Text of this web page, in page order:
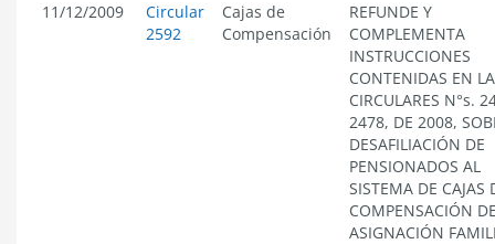
11/12/2009
Circular
2592
Cajas de
Compensación
REFUNDE Y
COMPLEMENTA
INSTRUCCIONES
CONTENIDAS EN
CIRCULARES N°s.
2478, DE 2008,
DESAFILIACIÓN DE
PENSIONADOS AL
SISTEMA DE CAJAS
COMPENSACIÓN
ASIGNACIÓN